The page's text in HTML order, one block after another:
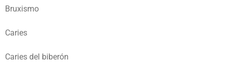
Bruxismo
Caries
Caries del biberón